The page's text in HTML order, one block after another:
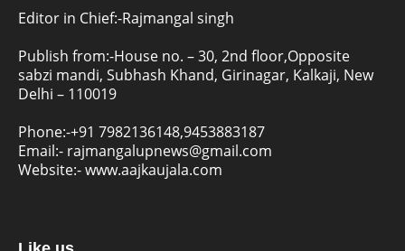
Editor in Chief:-Rajmangal singh
Publish from:-House no. – 30, 2nd floor,Opposite
sabzi mandi, Subhash Khand, Girinagar, Kalkaji, New
Delhi – 110019
Phone:-+91 7982136148,9453883187
Email:- rajmangalupnews@gmail.com
Website:-www.aajkaujala.com